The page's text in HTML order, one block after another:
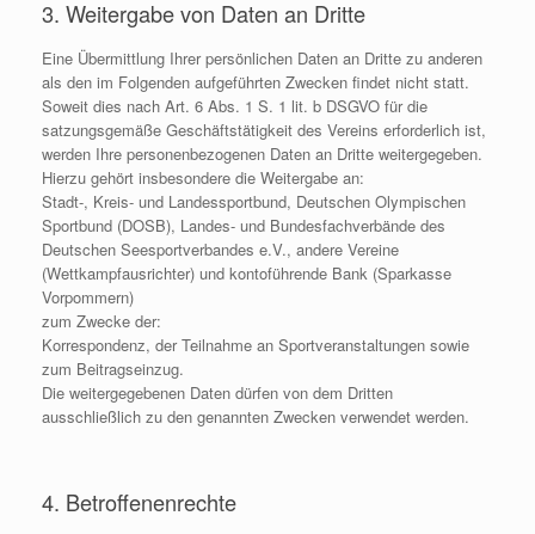
3. Weitergabe von Daten an Dritte
Eine Übermittlung Ihrer persönlichen Daten an Dritte zu anderen
als den im Folgenden aufgeführten Zwecken findet nicht statt.
Soweit dies nach Art. 6 Abs. 1 S. 1 lit. b DSGVO für die
satzungsgemäße Geschäftstätigkeit des Vereins erforderlich ist,
werden Ihre personenbezogenen Daten an Dritte weitergegeben.
Hierzu gehört insbesondere die Weitergabe an:
Stadt-, Kreis- und Landessportbund, Deutschen Olympischen
Sportbund (DOSB), Landes- und Bundesfachverbände des
Deutschen Seesportverbandes e.V., andere Vereine
(Wettkampfausrichter) und kontoführende Bank (Sparkasse
Vorpommern)
zum Zwecke der:
Korrespondenz, der Teilnahme an Sportveranstaltungen sowie
zum Beitragseinzug.
Die weitergegebenen Daten dürfen von dem Dritten
ausschließlich zu den genannten Zwecken verwendet werden.
4. Betroffenenrechte